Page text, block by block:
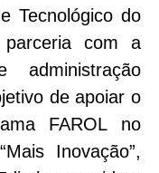
Tecnológico do
parceria com a
administração
de apoiar o
FAROL no
Inovação”,